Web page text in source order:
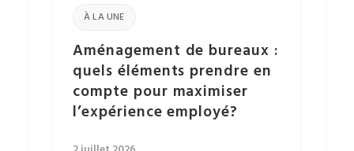
À LA UNE
Aménagement de bureaux :
quels éléments prendre en
compte pour maximiser
l’expérience employé?